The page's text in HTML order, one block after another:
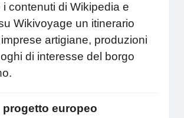
contenuti di Wikipedia e
Wikivoyage un itinerario
artigiane, produzioni
di interesse del borgo
progetto europeo